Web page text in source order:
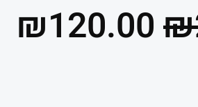
₪המחיר ₪120.00